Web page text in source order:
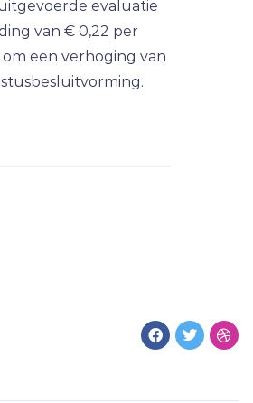
evaluatie
van € 0,22 per
een verhoging van